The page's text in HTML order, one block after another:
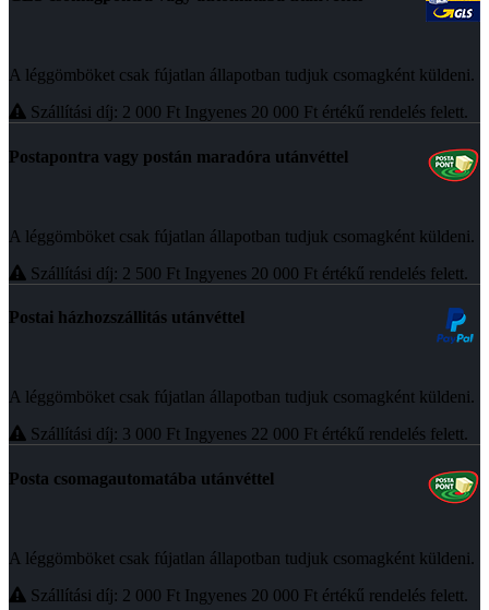
A léggömböket csak fújatlan állapotban tudjuk csomagként küldeni.
Szállítási díj: 2 000 Ft Ingyenes 20 000 Ft értékű rendelés felett.
Postapontra vagy postán maradóra utánvéttel
A léggömböket csak fújatlan állapotban tudjuk csomagként küldeni.
Szállítási díj: 2 500 Ft Ingyenes 20 000 Ft értékű rendelés felett.
Postai házhozszállitás utánvéttel
A léggömböket csak fújatlan állapotban tudjuk csomagként küldeni.
Szállítási díj: 3 000 Ft Ingyenes 22 000 Ft értékű rendelés felett.
Posta csomagautomatába utánvéttel
A léggömböket csak fújatlan állapotban tudjuk csomagként küldeni.
Szállítási díj: 2 000 Ft Ingyenes 20 000 Ft értékű rendelés felett.